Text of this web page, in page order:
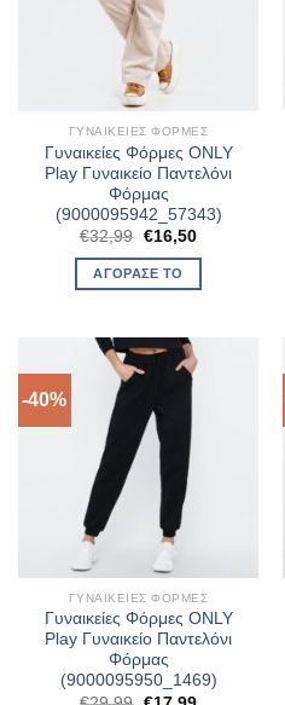
ΓΥΝΑΙΚΕΊΕΣ ΦΌΡΜΕΣ
Γυναικείες Φόρμες ONLY
Play Γυναικείο Παντελόνι
Φόρμας
(9000095942_57343)
€32,99 Original
was:
€32,99.
€16,50Η
ΑΓΌΡΑΣΈ ΤΟ
-40%
ΓΥΝΑΙΚΕΊΕΣ ΦΌΡΜΕΣ
Γυναικείες Φόρμες ONLY
Play Γυναικείο Παντελόνι
Φόρμας
(9000095950_1469)